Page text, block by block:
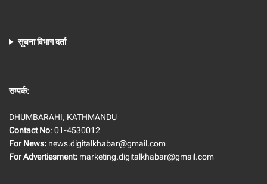
सूचना विभाग दर्ता
सम्पर्क:
DHUMBARAHI, KATHMANDU
Contact No: 01-4530012
For News: news.digitalkhabar@gmail.com
For Advertiesment: marketing.digitalkhabar@gmail.com